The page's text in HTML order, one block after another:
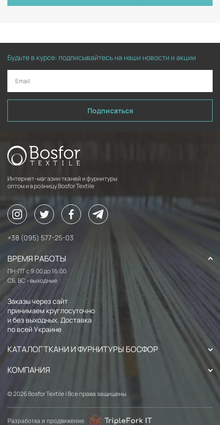
Будьте в курсе: подписывайтесь на наши новости и акции
Подписаться
Интернет-магазин тканей и фурнитуры
оптом и в розницу Bosfor Textile
+38 (095) 577-25-03
ВРЕМЯ РАБОТЫ
ПН-ПТ с 9:00 до 16:00
СБ, ВС - выходные
Заказы через сайт
принимаем круглосуточно
и без выходных. Доставка
по всей Украине
КАТАЛОГ ТКАНИ И ФУРНИТУРЫ БОСФОР
КОМПАНИЯ
© 2026 Bosfor Textile | Все права защищены
Разработка и продвижение